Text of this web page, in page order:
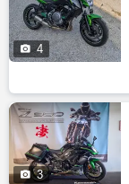
 4
 3